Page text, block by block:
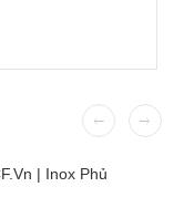
| Inox Phủ